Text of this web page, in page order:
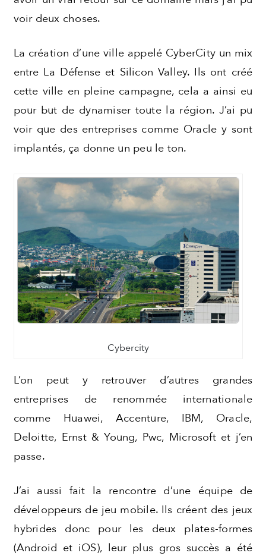
voir deux choses.
La création d’une ville appelé CyberCity un mix
entre La Défense et Silicon Valley. Ils ont créé
cette ville en pleine campagne, cela a ainsi eu
pour but de dynamiser toute la région. J’ai pu
voir que des entreprises comme Oracle y sont
implantés, ça donne un peu le ton.
Cybercity
L’on peut y retrouver d’autres grandes
entreprises de renommée internationale
comme Huawei, Accenture, IBM, Oracle,
Deloitte, Ernst & Young, Pwc, Microsoft et j’en
passe.
J’ai aussi fait la rencontre d’une équipe de
développeurs de jeu mobile. Ils créent des jeux
hybrides donc pour les deux plates-formes
(Android et iOS), leur plus gros succès a été